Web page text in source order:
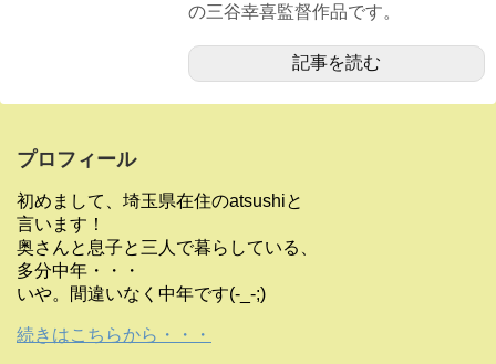
の三谷幸喜監督作品です。
記事を読む
プロフィール
初めまして、埼玉県在住のatsushiと
言います！
奥さんと息子と三人で暮らしている、
多分中年・・・
いや。間違いなく中年です(-_-;)
続きはこちらから・・・